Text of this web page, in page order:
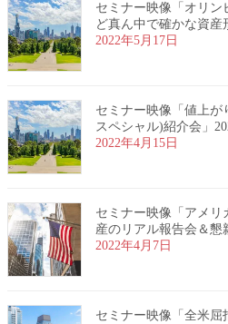
セミナー映像「オリ
ど真ん中で確かな資産
2022年5月17日
セミナー映像「値上が
スペシャル)紹介会」
2022年4月15日
セミナー映像「アメリ
産のリアル報告会＆懇
2022年4月7日
セミナー映像「全米屈